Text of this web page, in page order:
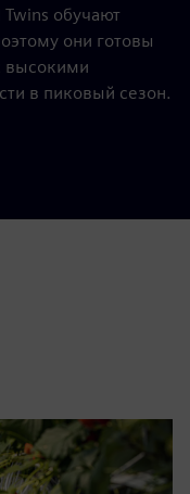
обучают
они готовы
высокими
в пиковый сезон.